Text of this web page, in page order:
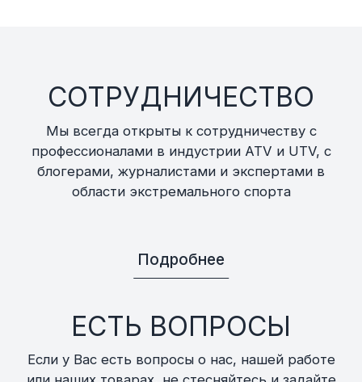
СОТРУДНИЧЕСТВО
Мы всегда открыты к сотрудничеству с
профессионалами в индустрии ATV и UTV, с
блогерами, журналистами и экспертами в
области экстремального спорта
Подробнее
ЕСТЬ ВОПРОСЫ
Если у Вас есть вопросы о нас, нашей работе